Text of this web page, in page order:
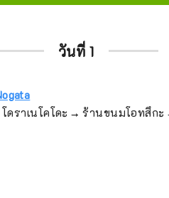
วันที่ 1
ดราเนโคโดะ → ร้านขนมโอทสึก